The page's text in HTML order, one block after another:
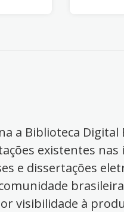
a Biblioteca
existentes
e dissertações
visibilidade à